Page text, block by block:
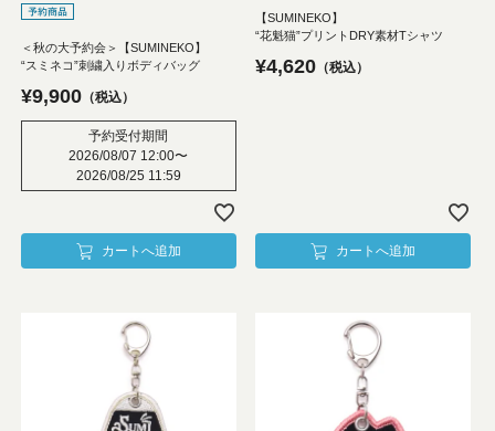
＜秋の大予約会＞【SUMINEKO】
“スミネコ”刺繍入りボディバッグ
¥9,900 税込
予約受付期間
2026/08/07 12:00〜
2026/08/25 11:59
カートへ追加
【SUMINEKO】
“花魁猫”プリントDRY素材Tシャツ
¥4,620 税込
カートへ追加